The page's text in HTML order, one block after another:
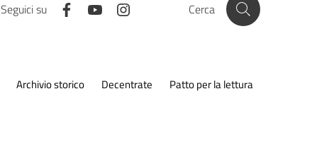
Seguici su Cerca
Archivio storico Decentrate Patto per la lettura